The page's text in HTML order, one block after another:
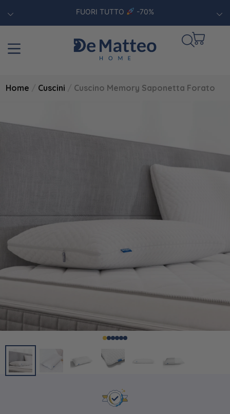
FUORI TUTTO -70%
Home Cuscini Cuscino Memory Saponetta Forato